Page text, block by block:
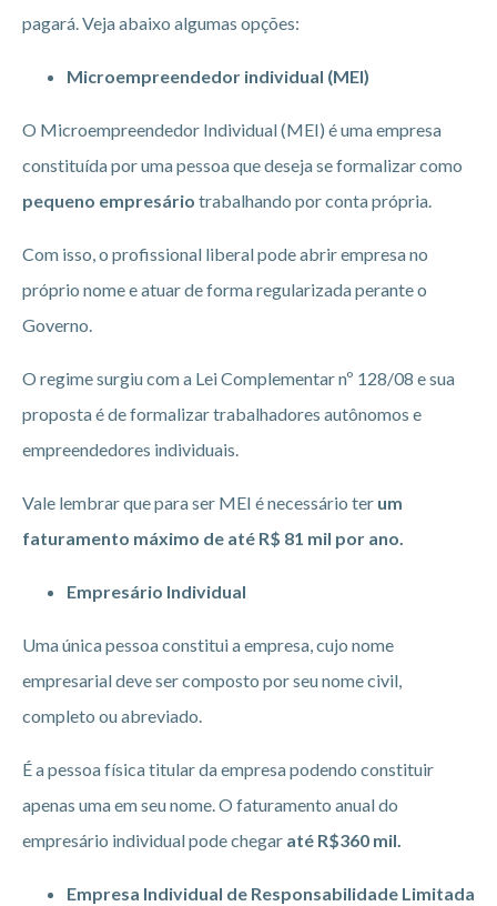
pagará. Veja abaixo algumas opções:
Microempreendedor individual (MEI)
O Microempreendedor Individual (MEI) é uma empresa
constituída por uma pessoa que deseja se formalizar como
pequeno empresário trabalhando por conta própria.
Com isso, o profissional liberal pode abrir empresa no
próprio nome e atuar de forma regularizada perante o
Governo.
O regime surgiu com a Lei Complementar nº 128/08 e sua
proposta é de formalizar trabalhadores autônomos e
empreendedores individuais.
Vale lembrar que para ser MEI é necessário ter um
faturamento máximo de até R$ 81 mil por ano.
Empresário Individual
Uma única pessoa constitui a empresa, cujo nome
empresarial deve ser composto por seu nome civil,
completo ou abreviado.
É a pessoa física titular da empresa podendo constituir
apenas uma em seu nome. O faturamento anual do
empresário individual pode chegar até R$360 mil.
Empresa Individual de Responsabilidade Limitada